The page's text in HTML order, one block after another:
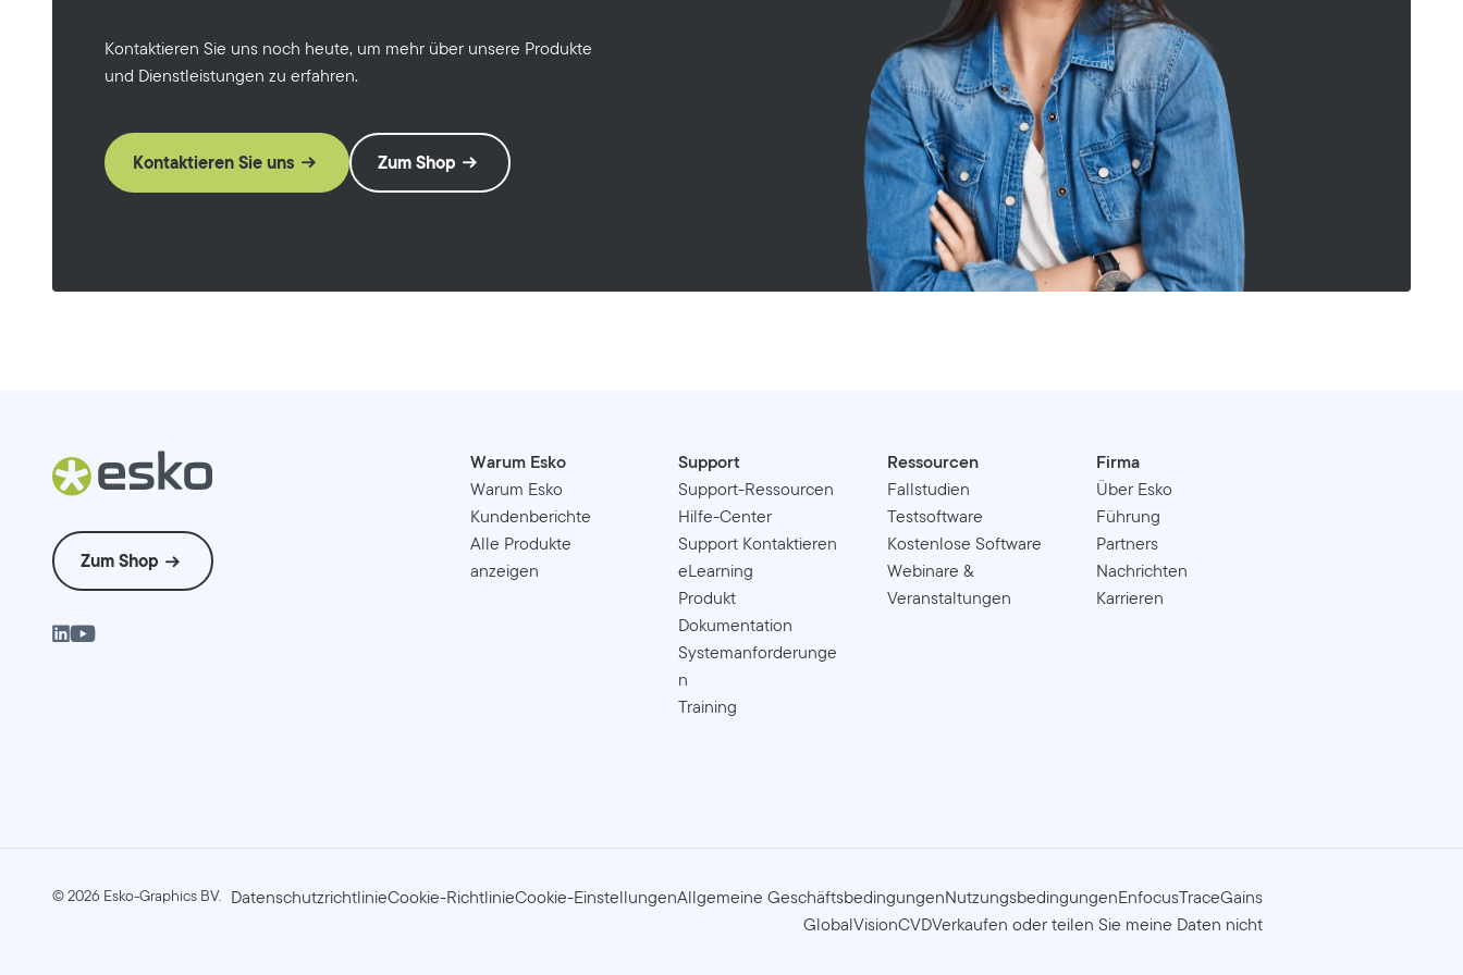
Kontaktieren Sie uns noch heute, um mehr über unsere Produkte
und Dienstleistungen zu erfahren.
Kontaktieren Sie uns Zum Shop
Zum Shop
Warum Esko
Warum Esko
Kundenberichte
Alle Produkte
anzeigen
Support
Support-Ressourcen
Hilfe-Center
Support Kontaktieren
eLearning
Produkt
Dokumentation
Systemanforderunge
n
Training
Ressourcen
Fallstudien
Testsoftware
Kostenlose Software
Webinare &
Veranstaltungen
Firma
Über Esko
Führung
Partners
Nachrichten
Karrieren
©2026 Esko-Graphics BV. DatenschutzrichtlinieCookie-RichtlinieCookie-EinstellungenAllgemeine GeschäftsbedingungenNutzungsbedingungenEnfocusTraceGains
GlobalVisionCVDVerkaufen oder teilen Sie meine Daten nicht